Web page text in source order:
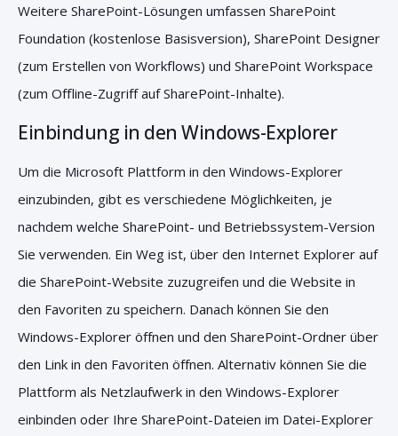
Weitere SharePoint-Lösungen umfassen SharePoint
Foundation (kostenlose Basisversion), SharePoint Designer
(zum Erstellen von Workflows) und SharePoint Workspace
(zum Offline-Zugriff auf SharePoint-Inhalte).
Einbindung in den Windows-Explorer
Um die Microsoft Plattform in den Windows-Explorer
einzubinden, gibt es verschiedene Möglichkeiten, je
nachdem welche SharePoint- und Betriebssystem-Version
Sie verwenden. Ein Weg ist, über den Internet Explorer auf
die SharePoint-Website zuzugreifen und die Website in
den Favoriten zu speichern. Danach können Sie den
Windows-Explorer öffnen und den SharePoint-Ordner über
den Link in den Favoriten öffnen. Alternativ können Sie die
Plattform als Netzlaufwerk in den Windows-Explorer
einbinden oder Ihre SharePoint-Dateien im Datei-Explorer